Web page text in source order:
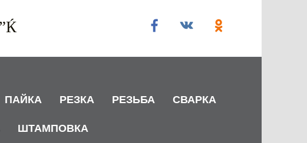
ПАЙКА РЕЗКА РЕЗЬБА СВАРКА
ШТАМПОВКА